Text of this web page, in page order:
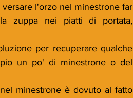
l'orzo nel minestrone far
zuppa nei piatti di portata,
per recuperare qualche
un po' di minestrone o del
minestrone è dovuto al fatto